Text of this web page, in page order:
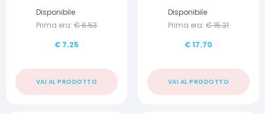
Disponibile
Prima era: €6.53
€ 7.25
VAI AL PRODOTTO
Disponibile
Prima era: €15.21
€17.70
VAI AL PRODOTTO